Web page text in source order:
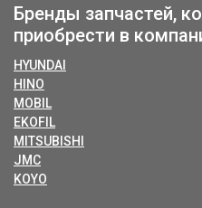
Бренды запчастей,
приобрести в
HYUNDAI
HINO
MOBIL
EKOFIL
MITSUBISHI
JMC
KOYO